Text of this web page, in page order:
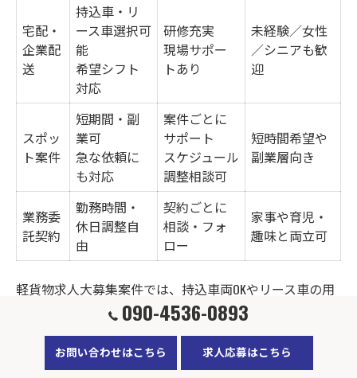
宅配・
企業配
送
持込車・リ
ース車選択可
能
希望シフト
対応
研修充実
現場サポー
トあり
未経験／女性
／シニアも歓
迎
スポッ
ト案件
短期間・副
業可
急な依頼に
も対応
案件ごとに
サポート
スケジュール
調整相談可
短時間希望や
副業層向き
業務委
託契約
勤務時間・
休日調整自
由
契約ごとに
相談・フォ
ロー
家事や育児・
趣味と両立可
軽貨物求人大募集案件では、持込車両OKやリース車の用
意など、個々の事情に合わせた柔軟な働き方が可能で
す。東京都八王子市エリアでは、各種宅配、企業配送、
スポット案件など多様な業務内容が揃っており、自分の
090-4536-0893
お問い合わせはこちら 求人応募はこちら